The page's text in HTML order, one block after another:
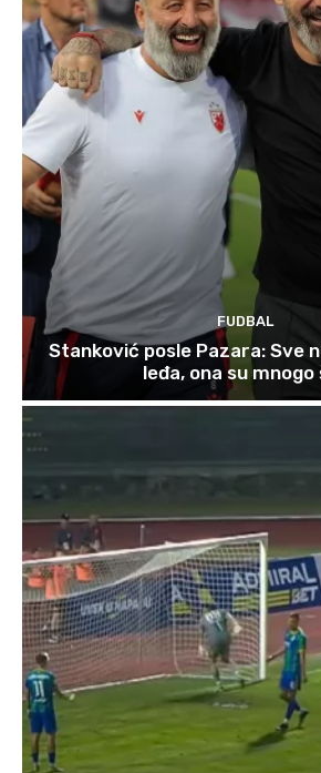
FUDBAL
Stanković posle Pazara: Sve
leđa, ona su mnogo